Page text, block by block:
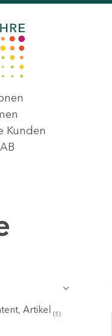
Kunden
Artikel (5)